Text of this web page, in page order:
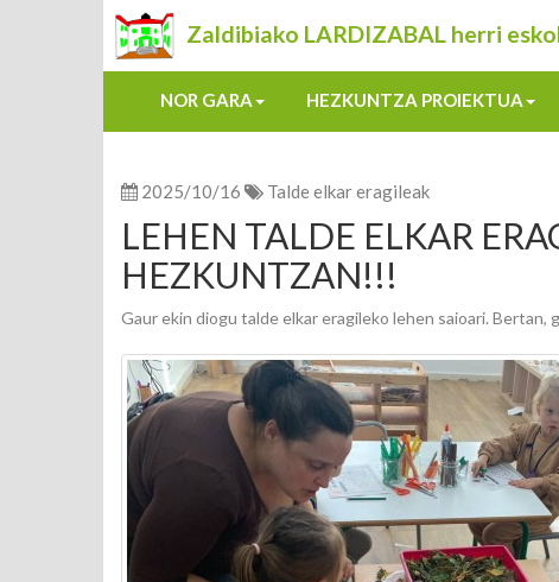
Zaldibiako LARDIZABAL herri
NOR GARA HEZKUNTZA PROIEKTUA
2025/10/16 Talde elkar eragileak
LEHEN TALDE ELKAR
HEZKUNTZAN!!!
Gaur ekin diogu talde elkar eragileko lehen saioari. Bertan,